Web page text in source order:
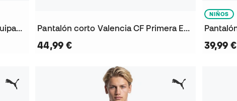
Camiseta Valencia Cf Tercera Equipación 2026-2027 Pantalón corto Valencia CF Primera Equipación 2026-2027
44,99 €
NIÑOS
39,99 €